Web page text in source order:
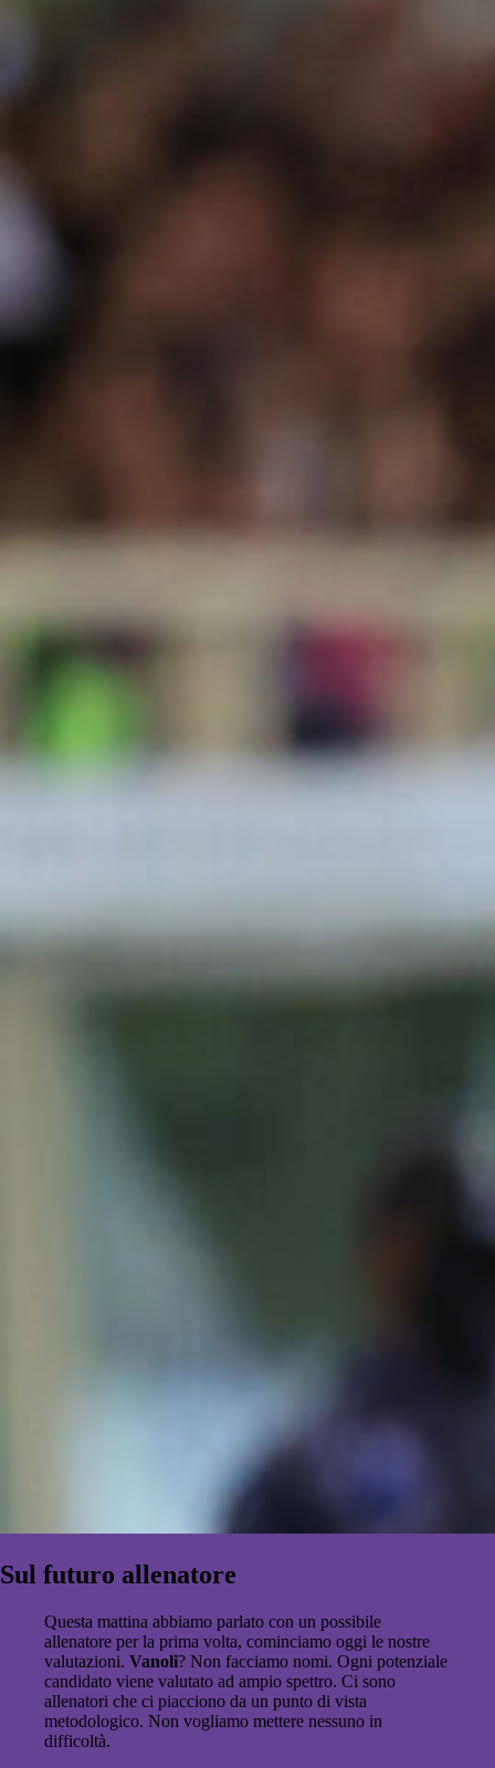
Sul futuro allenatore
Questa mattina abbiamo parlato con un possibile
allenatore per la prima volta, cominciamo oggi le nostre
valutazioni. Vanoli? Non facciamo nomi. Ogni potenziale
candidato viene valutato ad ampio spettro. Ci sono
allenatori che ci piacciono da un punto di vista
metodologico. Non vogliamo mettere nessuno in
difficoltà.